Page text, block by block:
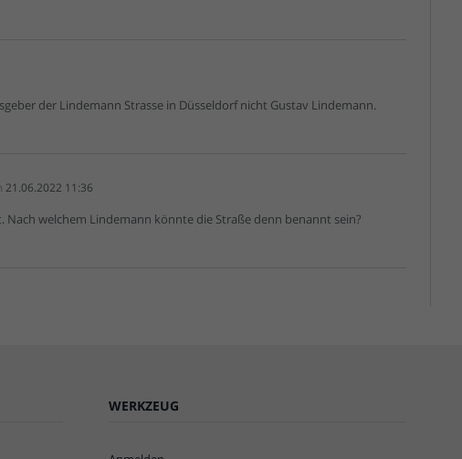
der Lindemann Strasse in Düsseldorf nicht Gustav Lindemann.
21.06.2022 11:36
Nach welchem Lindemann könnte die Straße denn benannt sein?
WERKZEUG